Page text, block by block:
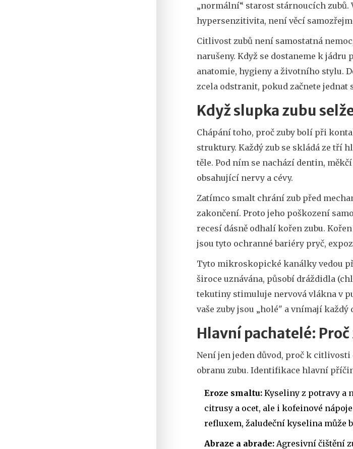
„normální“ starost stárnoucích zubů.
hypersenzitivita, není věcí
Citlivost zubů není samostatná
narušeny. Když se dostaneme k
anatomie, hygieny a životního stylu.
zcela odstranit, pokud začnete jednat
Když slupka zubu
Chápání toho, proč zuby bolí při
struktury. Každý zub se skládá ze tří
těle. Pod ním se nachází dentin,
obsahující nervy a cévy.
Zatímco smalt chrání zub před
zakončení. Proto jeho poškození
recesí dásně odhalí kořen zubu.
jsou tyto ochranné bariéry pryč,
Tyto mikroskopické kanálky vedou
široce uznávána, působí dráždidla
tekutiny stimuluje nervová vlákna v
vaše zuby jsou „holé" a vnímají každý
Hlavní pachatelé:
Není jen jeden důvod, proč k
obranu zubu. Identifikace hlavní
Eroze smaltu: Kyseliny z potravy a
citrusy a ocet, ale i kofeinové
refluxem, žaludeční kyselina může
Abraze a abrade: Agresivní čištění